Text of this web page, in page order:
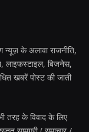
न्यूज़ के अलावा राजनीति,
लाइफस्टाइल, बिजनेस,
खबरें पोस्ट की जाती
तरह के विवाद के लिए